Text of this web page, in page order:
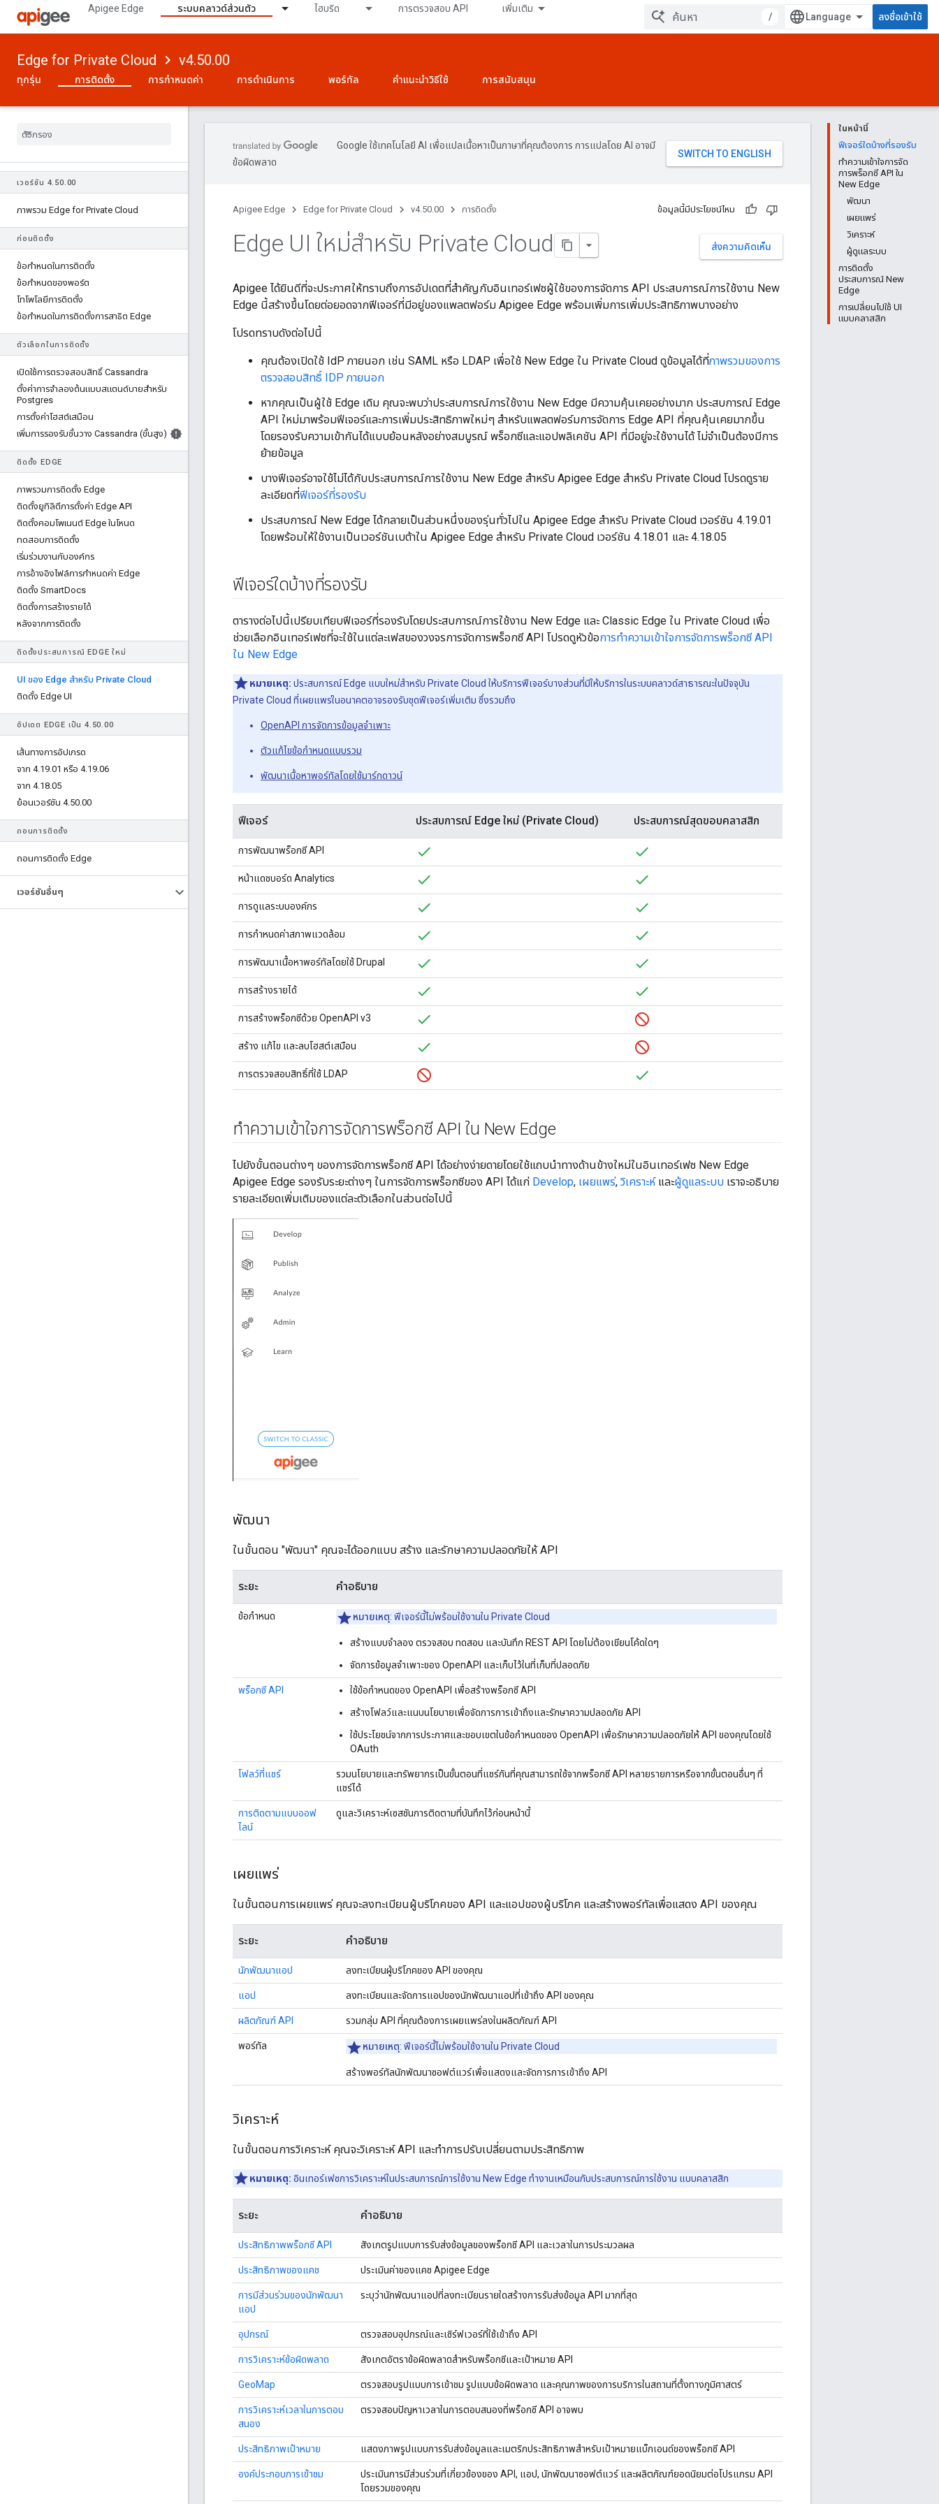
Apigee Edge ระบบคลาวด์ส่วนตัว ไฮบริด การตรวจสอบ API เพิ่มเติม
/ ลงชื่อเข้าใช้
Edge for Private Cloud v4.50.00
ทุกรุ่น การติดตั้ง การกำหนดค่า การดำเนินการ พอร์ทัล คำแนะนำวิธีใช้ การสนับสนุน
เวอร์ชัน 4. 50.00
ภาพรวม Edge for Private Cloud
ก่อนติดตั้ง
ข้อกําหนดในการติดตั้ง
ข้อกําหนดของพอร์ต
โทโพโลยีการติดตั้ง
ข้อกําหนดในการติดตั้งการสาธิต Edge
ตัวเลือกในการติดตั้ง
เปิดใช้การตรวจสอบสิทธิ์ Cassandra
ตั้งค่าการจําลองต้นแบบสแตนด์บายสําหรับ
Postgres
การตั้งค่าโฮสต์เสมือน
เพิ่มการรองรับชั้นวาง Cassandra (ขั้นสูง)
ติดตั้ง EDGE
ภาพรวมการติดตั้ง Edge
ติดตั้งยูทิลิตีการตั้งค่า Edge API
ติดตั้งคอมโพเนนต์ Edge ในโหนด
ทดสอบการติดตั้ง
เริ่มร่วมงานกับองค์กร
การอ้างอิงไฟล์การกําหนดค่า Edge
ติดตั้ง SmartDocs
ติดตั้งการสร้างรายได้
หลังจากการติดตั้ง
ติดตั้งประสบการณ์ EDGE ใหม่
UI ของ Edge สําหรับ Private Cloud
ติดตั้ง Edge UI
อัปเดต EDGE เป็น 4. 50.00
เส้นทางการอัปเกรด
จาก 4.19.01 หรือ 4.19.06
จาก 4.18.05
ย้อนเวอร์ชัน 4.50.00
ถอนการติดตั้ง
ถอนการติดตั้ง Edge
เวอร์ชันอื่นๆ
ในหน้านี้
ฟีเจอร์ใดบ้างที่รองรับ
ทำความเข้าใจการจัด
การพร็อกซี API ใน
New Edge
พัฒนา
เผยแพร่
วิเคราะห์
ผู้ดูแลระบบ
การติดตั้ง
ประสบการณ์ New
Edge
การเปลี่ยนไปใช้ UI
แบบคลาสสิก
Google ใช้เทคโนโลยี AI เพื่อแปลเนื้อหาเป็นภาษาที่คุณต้องการ การแปลโดย AI อาจมี
ข้อผิดพลาด
Apigee Edge Edge for Private Cloud v4.50.00 การติดตั้ง ข้อมูลนี้มีประโยชน์ไหม
ส่งความคิดเห็น
Edge UI ใหม่สำหรับ Private Cloud
Apigee ได้ยินดีที่จะประกาศให้ทราบถึงการอัปเดตที่สำคัญกับอินเทอร์เฟซผู้ใช้ของการจัดการ API ประสบการณ์การใช้งาน New
Edge นี้สร้างขึ้นโดยต่อยอดจากฟีเจอร์ที่มีอยู่ของแพลตฟอร์ม Apigee Edge พร้อมเพิ่มการเพิ่มประสิทธิภาพบางอย่าง
โปรดทราบดังต่อไปนี้
คุณต้องเปิดใช้ IdP ภายนอก เช่น SAML หรือ LDAP เพื่อใช้ New Edge ใน Private Cloud ดูข้อมูลได้ที่ภาพรวมของการ
ตรวจสอบสิทธิ์ IDP ภายนอก
หากคุณเป็นผู้ใช้ Edge เดิม คุณจะพบว่าประสบการณ์การใช้งาน New Edge มีความคุ้นเคยอย่างมาก ประสบการณ์ Edge
API ใหม่มาพร้อมฟีเจอร์และการเพิ่มประสิทธิภาพใหม่ๆ สำหรับแพลตฟอร์มการจัดการ Edge API ที่คุณคุ้นเคยมากขึ้น
โดยรองรับความเข้ากันได้แบบย้อนหลังอย่างสมบูรณ์ พร็อกซีและแอปพลิเคชัน API ที่มีอยู่จะใช้งานได้ ไม่จำเป็นต้องมีการ
ย้ายข้อมูล
บางฟีเจอร์อาจใช้ไม่ได้กับประสบการณ์การใช้งาน New Edge สำหรับ Apigee Edge สำหรับ Private Cloud โปรดดูราย
ละเอียดที่ฟีเจอร์ที่รองรับ
ประสบการณ์ New Edge ได้กลายเป็นส่วนหนึ่งของรุ่นทั่วไปใน Apigee Edge สำหรับ Private Cloud เวอร์ชัน 4.19.01
โดยพร้อมให้ใช้งานเป็นเวอร์ชันเบต้าใน Apigee Edge สำหรับ Private Cloud เวอร์ชัน 4.18.01 และ 4.18.05
ฟีเจอร์ใดบ้างที่รองรับ
ตารางต่อไปนี้เปรียบเทียบฟีเจอร์ที่รองรับโดยประสบการณ์การใช้งาน New Edge และ Classic Edge ใน Private Cloud เพื่อ
ช่วยเลือกอินเทอร์เฟซที่จะใช้ในแต่ละเฟสของวงจรการจัดการพร็อกซี API โปรดดูหัวข้อการทำความเข้าใจการจัดการพร็อกซี API
ใน New Edge
หมายเหตุ: ประสบการณ์ Edge แบบใหม่สำหรับ Private Cloud ให้บริการฟีเจอร์บางส่วนที่มีให้บริการในระบบคลาวด์สาธารณะในปัจจุบัน
Private Cloud ที่เผยแพร่ในอนาคตอาจรองรับชุดฟีเจอร์เพิ่มเติม ซึ่งรวมถึง
OpenAPI การจัดการข้อมูลจำเพาะ
ตัวแก้ไขข้อกำหนดแบบรวม
พัฒนาเนื้อหาพอร์ทัลโดยใช้มาร์กดาวน์
ฟีเจอร์ ประสบการณ์ Edge ใหม่ (Private Cloud) ประสบการณ์สุดขอบคลาสสิก
การพัฒนาพร็อกซี API
หน้าแดชบอร์ด Analytics
การดูแลระบบองค์กร
การกำหนดค่าสภาพแวดล้อม
การพัฒนาเนื้อหาพอร์ทัลโดยใช้ Drupal
การสร้างรายได้
การสร้างพร็อกซีด้วย OpenAPI v3
สร้าง แก้ไข และลบโฮสต์เสมือน
การตรวจสอบสิทธิ์ที่ใช้ LDAP
ทำความเข้าใจการจัดการพร็อกซี API ใน New Edge
ไปยังขั้นตอนต่างๆ ของการจัดการพร็อกซี API ได้อย่างง่ายดายโดยใช้แถบนำทางด้านข้างใหม่ในอินเทอร์เฟซ New Edge
Apigee Edge รองรับระยะต่างๆ ในการจัดการพร็อกซีของ API ได้แก่ Develop, เผยแพร่, วิเคราะห์และผู้ดูแลระบบ เราจะอธิบาย
รายละเอียดเพิ่มเติมของแต่ละตัวเลือกในส่วนต่อไปนี้
พัฒนา
ในขั้นตอน "พัฒนา" คุณจะได้ออกแบบ สร้าง และรักษาความปลอดภัยให้ API
ระยะ คำอธิบาย
ข้อกำหนด หมายเหตุ: ฟีเจอร์นี้ไม่พร้อมใช้งานใน Private Cloud
สร้างแบบจำลอง ตรวจสอบ ทดสอบ และบันทึก REST API โดยไม่ต้องเขียนโค้ดใดๆ
จัดการข้อมูลจำเพาะของ OpenAPI และเก็บไว้ในที่เก็บที่ปลอดภัย
พร็อกซี API
ใช้ข้อกำหนดของ OpenAPI เพื่อสร้างพร็อกซี API
สร้างโฟลว์และแนบนโยบายเพื่อจัดการการเข้าถึงและรักษาความปลอดภัย API
ใช้ประโยชน์จากการประกาศและขอบเขตในข้อกำหนดของ OpenAPI เพื่อรักษาความปลอดภัยให้ API ของคุณโดยใช้
OAuth
โฟลว์ที่แชร์
รวมนโยบายและทรัพยากรเป็นขั้นตอนที่แชร์กันที่คุณสามารถใช้จากพร็อกซี API หลายรายการหรือจากขั้นตอนอื่นๆ ที่
แชร์ได้
การติดตามแบบออฟ
ไลน์
ดูและวิเคราะห์เซสชันการติดตามที่บันทึกไว้ก่อนหน้านี้
เผยแพร่
ในขั้นตอนการเผยแพร่ คุณจะลงทะเบียนผู้บริโภคของ API และแอปของผู้บริโภค และสร้างพอร์ทัลเพื่อแสดง API ของคุณ
ระยะ คำอธิบาย
นักพัฒนาแอป ลงทะเบียนผู้บริโภคของ API ของคุณ
แอป ลงทะเบียนและจัดการแอปของนักพัฒนาแอปที่เข้าถึง API ของคุณ
ผลิตภัณฑ์ API รวมกลุ่ม API ที่คุณต้องการเผยแพร่ลงในผลิตภัณฑ์ API
พอร์ทัล หมายเหตุ: ฟีเจอร์นี้ไม่พร้อมใช้งานใน Private Cloud
สร้างพอร์ทัลนักพัฒนาซอฟต์แวร์เพื่อแสดงและจัดการการเข้าถึง API
วิเคราะห์
ในขั้นตอนการวิเคราะห์ คุณจะวิเคราะห์ API และทำการปรับเปลี่ยนตามประสิทธิภาพ
หมายเหตุ: อินเทอร์เฟซการวิเคราะห์ในประสบการณ์การใช้งาน New Edge ทำงานเหมือนกับประสบการณ์การใช้งาน แบบคลาสสิก
ระยะ คำอธิบาย
ประสิทธิภาพพร็อกซี API สังเกตรูปแบบการรับส่งข้อมูลของพร็อกซี API และเวลาในการประมวลผล
ประสิทธิภาพของแคช ประเมินค่าของแคช Apigee Edge
การมีส่วนร่วมของนักพัฒนา
แอป
ระบุว่านักพัฒนาแอปที่ลงทะเบียนรายใดสร้างการรับส่งข้อมูล API มากที่สุด
อุปกรณ์ ตรวจสอบอุปกรณ์และเซิร์ฟเวอร์ที่ใช้เข้าถึง API
การวิเคราะห์ข้อผิดพลาด สังเกตอัตราข้อผิดพลาดสำหรับพร็อกซีและเป้าหมาย API
GeoMap ตรวจสอบรูปแบบการเข้าชม รูปแบบข้อผิดพลาด และคุณภาพของการบริการในสถานที่ตั้งทางภูมิศาสตร์
การวิเคราะห์เวลาในการตอบ
สนอง
ตรวจสอบปัญหาเวลาในการตอบสนองที่พร็อกซี API อาจพบ
ประสิทธิภาพเป้าหมาย แสดงภาพรูปแบบการรับส่งข้อมูลและเมตริกประสิทธิภาพสำหรับเป้าหมายแบ็กเอนด์ของพร็อกซี API
องค์ประกอบการเข้าชม
ประเมินการมีส่วนร่วมที่เกี่ยวข้องของ API, แอป, นักพัฒนาซอฟต์แวร์ และผลิตภัณฑ์ยอดนิยมต่อโปรแกรม API
โดยรวมของคุณ